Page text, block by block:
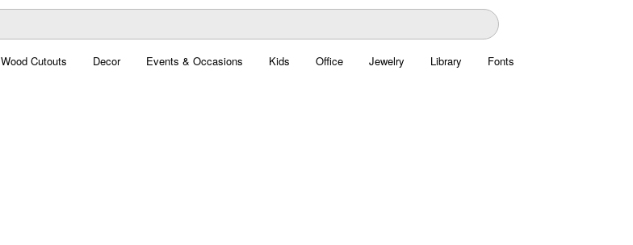
Wood Cutouts Decor Events & Occasions Kids Office Jewelry Library Fonts